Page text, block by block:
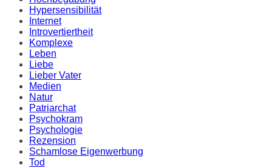
Hypersensibilität
Internet
Introvertiertheit
Komplexe
Leben
Liebe
Lieber Vater
Medien
Natur
Patriarchat
Psychokram
Psychologie
Rezension
Schamlose Eigenwerbung
Tod